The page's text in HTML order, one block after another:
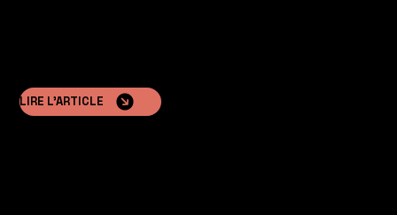
LIRE L'ARTICLE